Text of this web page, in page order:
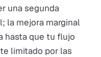
una segunda
la mejora marginal
hasta que tu flujo
limitado por las